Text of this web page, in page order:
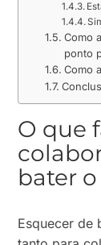
Como
ponto
Como
O que
bater
Esquecer de